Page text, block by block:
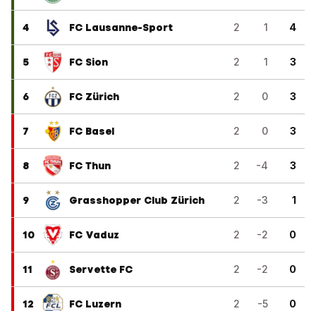
4 FC Lausanne-Sport 2 1 4
5 FC Sion 2 1 3
6 FC Zürich 2 0 3
7 FC Basel 2 0 3
8 FC Thun 2 -4 3
9 Grasshopper Club Zürich 2 -3 1
10 FC Vaduz 2 -2 0
11 Servette FC 2 -2 0
12 FC Luzern 2 -5 0